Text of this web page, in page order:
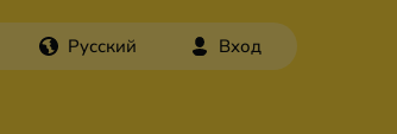
Русский Вход